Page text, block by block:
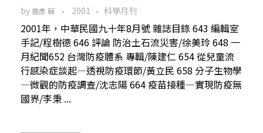
by 裔彥 蘇 2001 科學月刊
2001年，中華民國九十年8月號 雜誌目錄 643 編輯室
手記/程樹德 646 評論 防治土石流災害/徐美玲 648 一
月紀聞652 台灣防疫體系 專輯/陳建仁 654 從兒童流
行感染症談起—透視防疫環節/黃立民 658 分子生物學
—微觀的防疫調查/沈志陽 664 疫苗接種—實現防疫無
國界/李秉 ...